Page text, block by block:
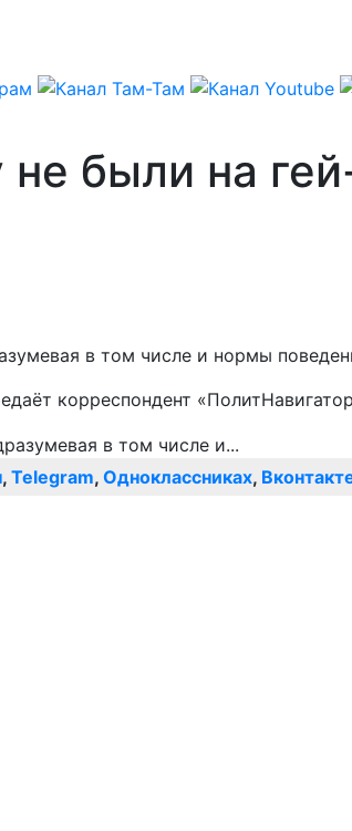
были на
в том числе и нормы
корреспондент
, Telegram, Одноклассниках,